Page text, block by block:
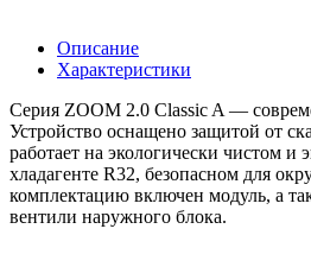
Описание
Характеристики
Серия ZOOM 2.0 Classic A —
Устройство оснащено защитой от
работает на экологически чистом и
хладагенте R32, безопасном для
комплектацию включен модуль, а
вентили наружного блока.